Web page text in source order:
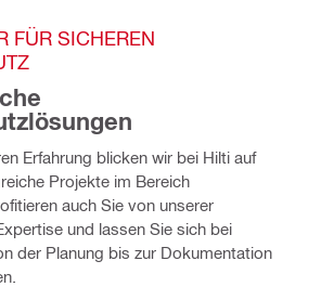
FÜR SICHEREN
Erfahrung blicken wir bei Hilti auf
Projekte im Bereich
auch Sie von unserer
und lassen Sie sich bei
der Planung bis zur Dokumentation